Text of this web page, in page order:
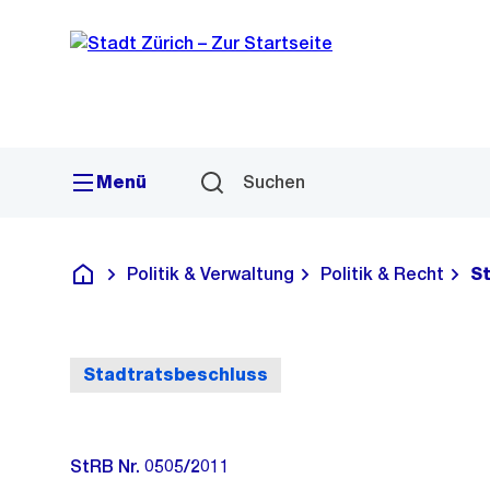
Navigation
Sprunglink
Menü Suchen
Deutsch
Politik & Verwaltung Politik & Recht
Stadtratsbeschluss
StRB Nr. 0505/2011